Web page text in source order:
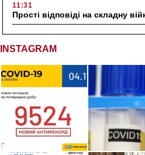
11:31
Прості відповіді на складну
INSTAGRAM